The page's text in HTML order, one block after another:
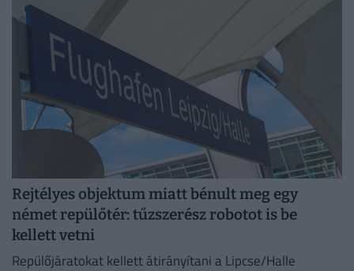
Rejtélyes objektum miatt bénult meg egy
német repülőtér: tűzszerész robotot is be
kellett vetni
Repülőjáratokat kellett átirányítani a Lipcse/Halle